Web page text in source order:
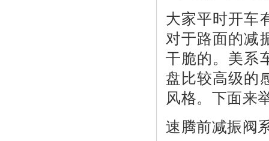
大家平时开车
对于路面的减
干脆的。美系
盘比较高级的
风格。下面来
速腾前减振阀